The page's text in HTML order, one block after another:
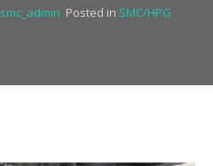
smc_admin Posted in SMC/HPG